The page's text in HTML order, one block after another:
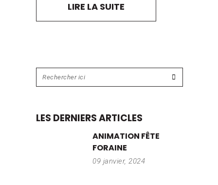
LIRE LA SUITE
LES DERNIERS ARTICLES
ANIMATION FÊTE
FORAINE
09 janvier, 2024